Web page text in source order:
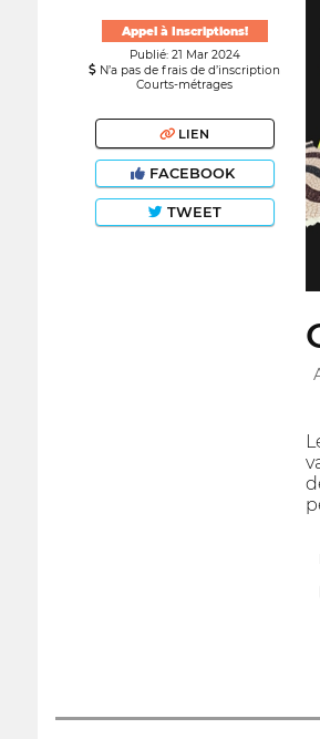
Appel à Inscriptions!
Publié: 21 Mar 2024
N’a pas de frais de d’inscription
Courts-métrages
LIEN
FACEBOOK
TWEET